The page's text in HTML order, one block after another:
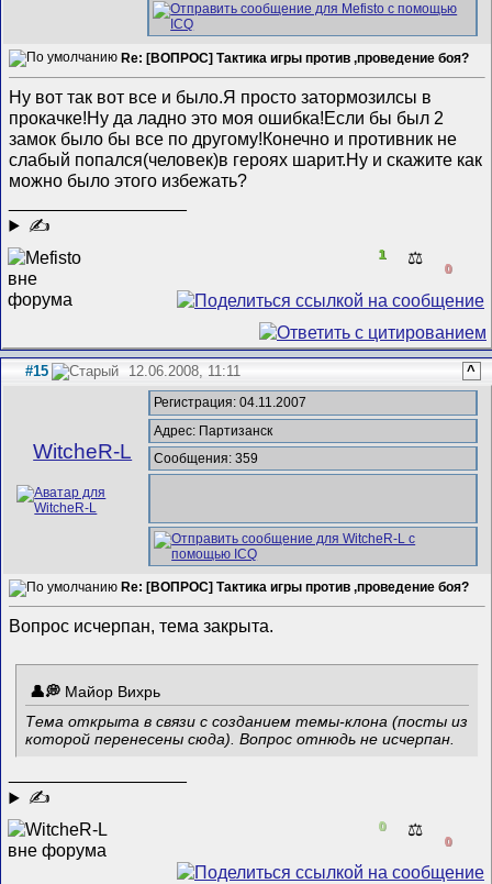
Re: [ВОПРОС] Тактика игры против ,проведение боя?
Ну вот так вот все и было.Я просто затормозилсы в
прокачке!Ну да ладно это моя ошибка!Если бы был 2
замок было бы все по другому!Конечно и противник не
слабый попался(человек)в героях шарит.Ну и скажите как
можно было этого избежать?
✍
1 ⚖️
0
#15 12.06.2008, 11:11 ^
WitcheR-L
Регистрация: 04.11.2007
Адрес: Партизанск
Сообщения: 359
Re: [ВОПРОС] Тактика игры против ,проведение боя?
Вопрос исчерпан, тема закрыта.
Майор Вихрь
Тема открыта в связи с созданием темы-клона (посты из
которой перенесены сюда). Вопрос отнюдь не исчерпан.
✍
0 ⚖️
0